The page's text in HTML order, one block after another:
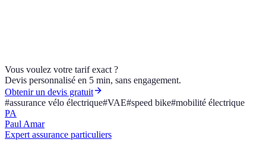
Demandez votre devis.
Vous voulez votre tarif exact ?
Devis personnalisé en 5 min, sans engagement.
Obtenir un devis gratuit
#assurance vélo électrique#VAE#speed bike#mobilité électrique
PA
Paul Amar
Expert assurance particuliers